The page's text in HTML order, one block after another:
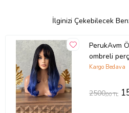
İlginizi Çekebilecek
PerukAvm
ombreli
Kargo Bedava
2500,00 TL